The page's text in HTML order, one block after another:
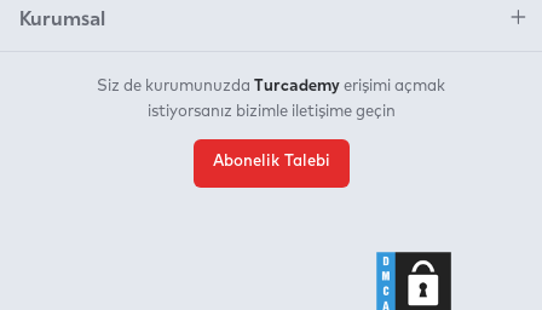
Kurumsal
Siz de kurumunuzda Turcademy erişimi açmak
istiyorsanız bizimle iletişime geçin
Abonelik Talebi